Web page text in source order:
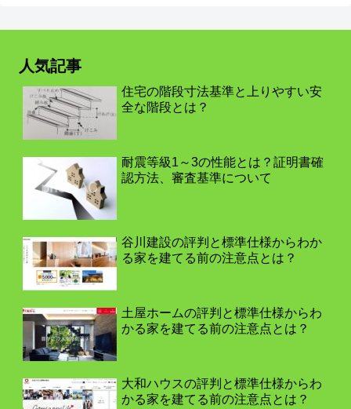
人気記事
住宅の階段寸法基準と上りやすい安
全な階段とは？
耐震等級1～3の性能とは？証明書確
認方法、審査基準について
谷川建設の評判と標準仕様からわか
る家を建てる前の注意点とは？
土屋ホームの評判と標準仕様からわ
かる家を建てる前の注意点とは？
大和ハウスの評判と標準仕様からわ
かる家を建てる前の注意点とは？